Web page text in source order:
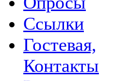
Ссылки
Гостевая,
Контакты